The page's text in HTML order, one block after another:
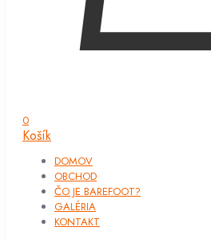
0
Košík
DOMOV
OBCHOD
ČO JE BAREFOOT?
GALÉRIA
KONTAKT